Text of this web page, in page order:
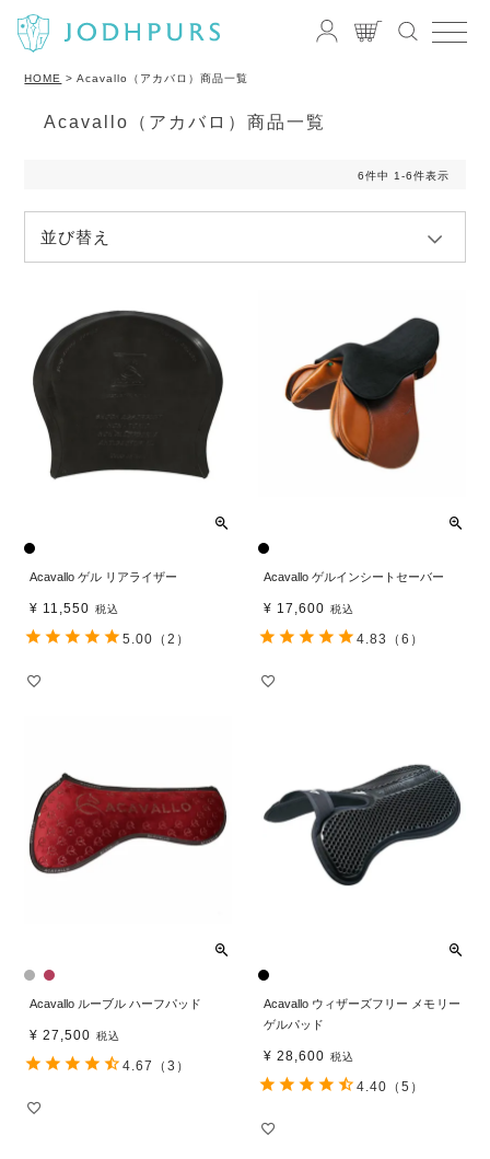
HOME Acavallo（アカバロ）商品一覧
Acavallo（アカバロ）商品一覧
並び替え
6件中 1 -6件表示
Acavallo ゲル リアライザー
¥ 11,550 税込
5.00 （2）
Acavallo ゲルインシートセーバー
¥ 17,600 税込
4.83 （6）
Acavallo ルーブル ハーフパッド
¥ 27,500 税込
4.67 （3）
Acavallo ウィザーズフリー メモリー
ゲルパッド
¥ 28,600 税込
4.40 （5）